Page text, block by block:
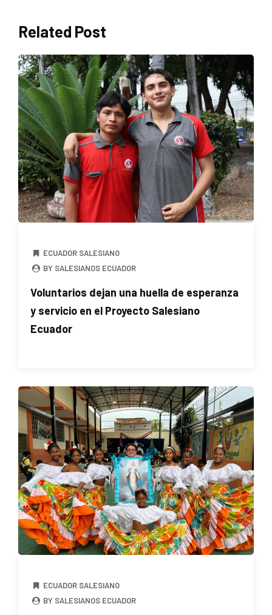
Related Post
ECUADOR SALESIANO
BY SALESIANOS ECUADOR
Voluntarios dejan una huella de esperanza
y servicio en el Proyecto Salesiano
Ecuador
ECUADOR SALESIANO
BY SALESIANOS ECUADOR